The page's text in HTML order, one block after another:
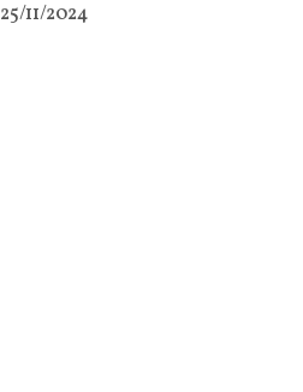
25/11/2024